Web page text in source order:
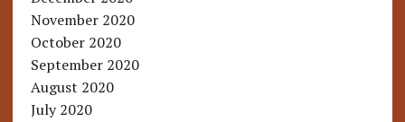
November 2020
October 2020
September 2020
August 2020
July 2020